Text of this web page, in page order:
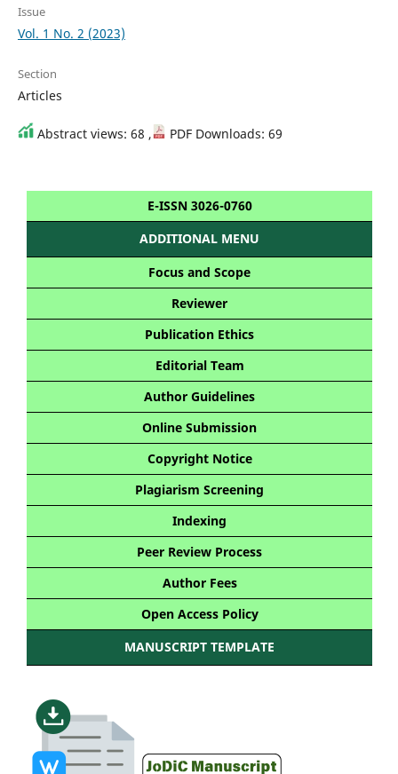
Issue
Vol. 1 No. 2 (2023)
Section
Articles
Abstract views: 68 , PDF Downloads: 69
E-ISSN 3026-0760
ADDITIONAL MENU
Focus and Scope
Reviewer
Publication Ethics
Editorial Team
Author Guidelines
Online Submission
Copyright Notice
Plagiarism Screening
Indexing
Peer Review Process
Author Fees
Open Access Policy
MANUSCRIPT TEMPLATE